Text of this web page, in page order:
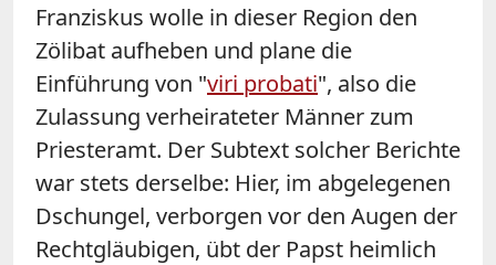
Franziskus wolle in dieser Region den
Zölibat aufheben und plane die
Einführung von "viri probati", also die
Zulassung verheirateter Männer zum
Priesteramt. Der Subtext solcher Berichte
war stets derselbe: Hier, im abgelegenen
Dschungel, verborgen vor den Augen der
Rechtgläubigen, übt der Papst heimlich